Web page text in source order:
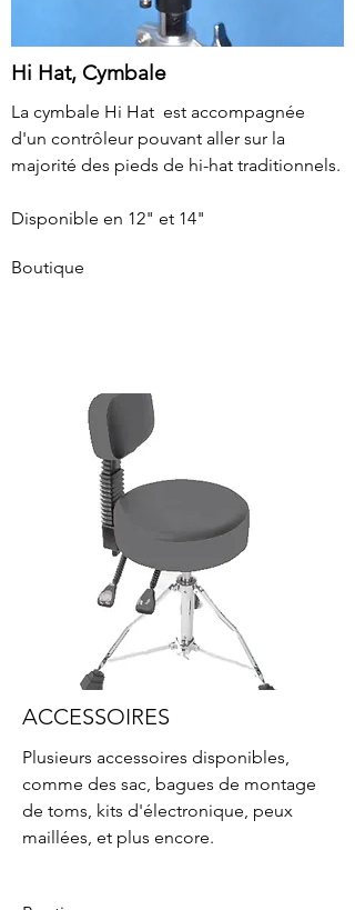
Hi Hat, Cymbale
La cymbale Hi Hat est accompagnée
d'un contrôleur pouvant aller sur la
majorité des pieds de hi-hat traditionnels.
Disponible en 12" et 14"
Boutique
ACCESSOIRES
Plusieurs accessoires disponibles,
comme des sac, bagues de montage
de toms, kits d'électronique, peux
maillées, et plus encore.